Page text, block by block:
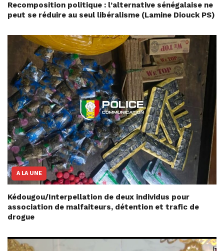
Recomposition politique : l’alternative sénégalaise ne
peut se réduire au seul libéralisme (Lamine Diouck PS)
A LA UNE
Kédougou/Interpellation de deux individus pour
association de malfaiteurs, détention et trafic de
drogue